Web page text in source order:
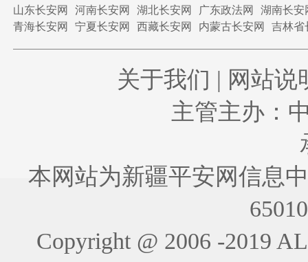
山东长安网
河南长安网 湖北长安网 广东政法网
湖南长安
青海长安网
宁夏长安网 西藏长安网 内蒙古长安网 吉林省
关于我们 | 网站说
主管主办：
本网站为新疆平安网信息
Copyright @ 2006 -2019